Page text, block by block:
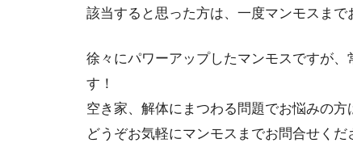
該当すると思った方は、一度マンモスまで
徐々にパワーアップしたマンモスですが
す！
空き家、解体にまつわる問題でお悩みの方
どうぞお気軽にマンモスまでお問合せくだ